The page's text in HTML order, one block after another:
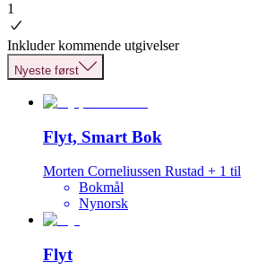
1
Inkluder kommende utgivelser
Nyeste først
Flyt, Smart Bok
Morten Corneliussen Rustad + 1 til
Bokmål
Nynorsk
Flyt